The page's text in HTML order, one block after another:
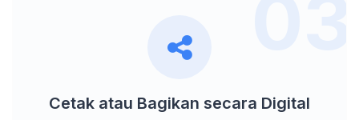
03
Cetak atau Bagikan secara Digital